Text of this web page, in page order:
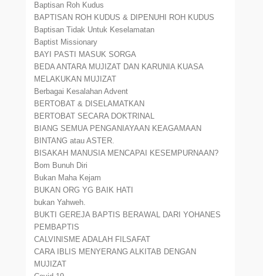
Baptisan Roh Kudus
BAPTISAN ROH KUDUS & DIPENUHI ROH KUDUS
Baptisan Tidak Untuk Keselamatan
Baptist Missionary
BAYI PASTI MASUK SORGA
BEDA ANTARA MUJIZAT DAN KARUNIA KUASA
MELAKUKAN MUJIZAT
Berbagai Kesalahan Advent
BERTOBAT & DISELAMATKAN
BERTOBAT SECARA DOKTRINAL
BIANG SEMUA PENGANIAYAAN KEAGAMAAN
BINTANG atau ASTER.
BISAKAH MANUSIA MENCAPAI KESEMPURNAAN?
Bom Bunuh Diri
Bukan Maha Kejam
BUKAN ORG YG BAIK HATI
bukan Yahweh.
BUKTI GEREJA BAPTIS BERAWAL DARI YOHANES
PEMBAPTIS
CALVINISME ADALAH FILSAFAT
CARA IBLIS MENYERANG ALKITAB DENGAN
MUJIZAT